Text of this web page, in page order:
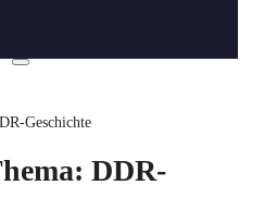
Geschichte
DDR-